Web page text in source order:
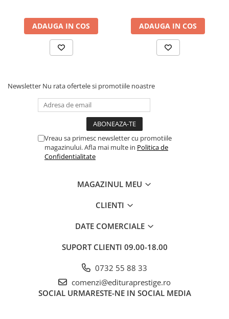
ADAUGA IN COS ADAUGA IN COS
Newsletter Nu rata ofertele si promotiile noastre
Vreau sa primesc newsletter cu promotiile
magazinului. Afla mai multe in Politica de
Confidentialitate
MAGAZINUL MEU
CLIENTI
DATE COMERCIALE
SUPORT CLIENTI 09.00-18.00
0732 55 88 33
comenzi@edituraprestige.ro
SOCIAL URMARESTE-NE IN SOCIAL MEDIA